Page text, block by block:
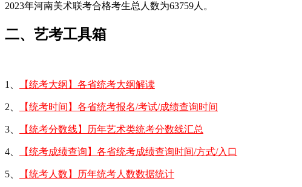
2023年河南美术联考合格考生总人数为63759人。
二、艺考工具箱
1、 【统考大纲】各省统考大纲解读
2、 【统考时间】各省统考报名/考试/成绩查询时间
3、 【统考分数线】历年艺术类统考分数线汇总
4、 【统考成绩查询】各省统考成绩查询时间/方式/入口
5、 【统考人数】历年统考人数数据统计